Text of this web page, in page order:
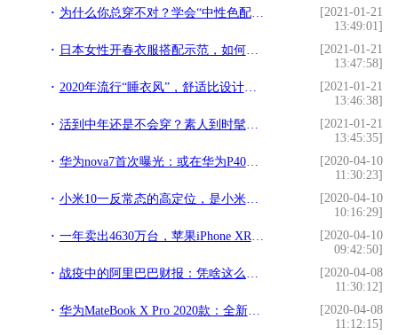
为什么你总穿不对？学会“中性色配色”干货，最实用高级的色彩搭配
[2021-01-21
13:49:01]
日本女性开春衣服搭配示范，如何凭借穿衣突出重围，这3套就够了
[2021-01-21
13:47:58]
2020年流行“睡衣风”，舒适比设计更重要？
[2021-01-21
13:46:38]
活到中年还是不会穿？素人到时髦精的蜕变：你缺的是正确审美思维
[2021-01-21
13:45:35]
华为nova7首次曝光：或在华为P40之后四月初发布
[2020-04-10
11:30:23]
小米10一反常态的高定位，是小米公司迎接5G时代的一次重要突破
[2020-04-10
10:16:29]
一年卖出4630万台，苹果iPhone XR成去年全球最受欢迎智能手机
[2020-04-10
09:42:50]
战疫中的阿里巴巴财报：凭啥这么牛？
[2020-04-08
11:30:12]
华为MateBook X Pro 2020款：全新配色+3K屏+多屏协同，真香
[2020-04-08
11:12:15]